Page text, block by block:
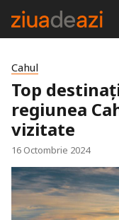
Cahul
Top
regiunea
vizitate
16 Octombrie 2024